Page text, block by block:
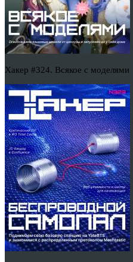
Хакер #324. Всякое с моделями